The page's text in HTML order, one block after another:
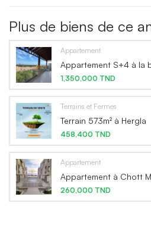
Plus de biens de ce
Appartement
Appartement S+4 à la
1,350,000 TND
Terrains et Fermes
Terrain 573m² à Hergla
458,400 TND
Appartement
Appartement à Chott
260,000 TND